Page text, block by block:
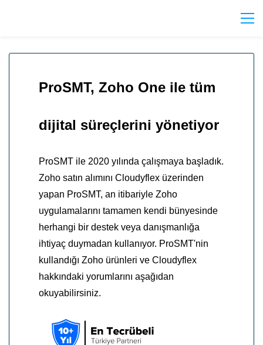
ProSMT, Zoho One ile tüm
dijital süreçlerini yönetiyor
ProSMT ile 2020 yılında çalışmaya başladık.
Zoho satın alımını Cloudyflex üzerinden
yapan ProSMT, an itibariyle Zoho
uygulamalarını tamamen kendi bünyesinde
herhangi bir destek veya danışmanlığa
ihtiyaç duymadan kullanıyor. ProSMT'nin
kullandığı Zoho ürünleri ve Cloudyflex
hakkındaki yorumlarını aşağıdan
okuyabilirsiniz.